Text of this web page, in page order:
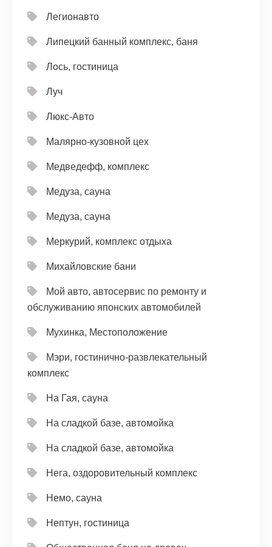
Легионавто
Липецкий банный комплекс, баня
Лось, гостиница
Луч
Люкс-Авто
Малярно-кузовной цех
Медведефф, комплекс
Медуза, сауна
Медуза, сауна
Меркурий, комплекс отдыха
Михайловские бани
Мой авто, автосервис по ремонту и
обслуживанию японских автомобилей
Мухинка, Местоположение
Мэри, гостинично-развлекательный
комплекс
На Гая, сауна
На сладкой базе, автомойка
На сладкой базе, автомойка
Нега, оздоровительный комплекс
Немо, сауна
Нептун, гостиница